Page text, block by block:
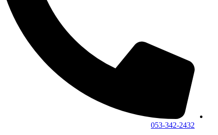
053-342-2432